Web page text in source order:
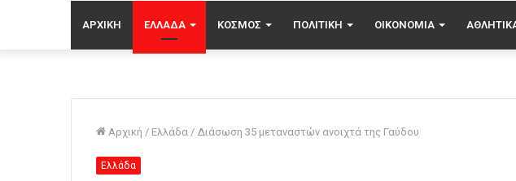
ΑΡΧΙΚΉ ΕΛΛΆΔΑ ΚΌΣΜΟΣ ΠΟΛΙΤΙΚΉ ΟΙΚΟΝΟΜΊΑ
Αρχική / Ελλάδα / Διάσωση 35 μεταναστών ανοιχτά της Γαύδου
Ελλάδα